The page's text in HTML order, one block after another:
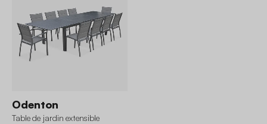
Odenton
Table de jardin extensible